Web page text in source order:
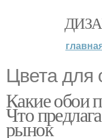
Цвета для
Какие обои
Что
рынок